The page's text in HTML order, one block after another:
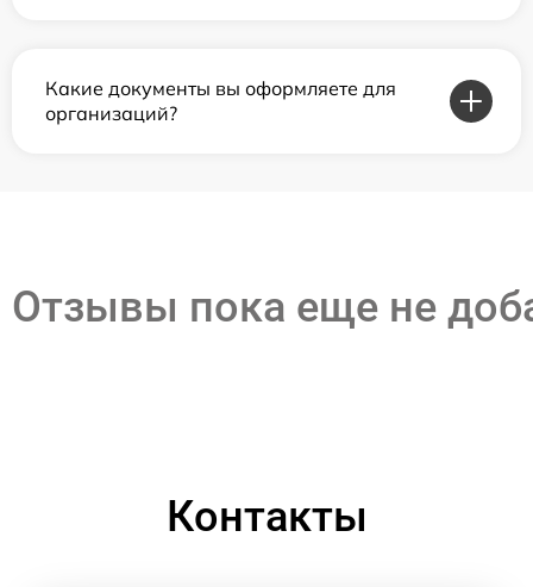
Какие документы вы оформляете для
организаций?
Отзывы пока еще не
Контакты